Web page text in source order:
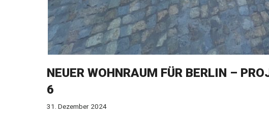
NEUER WOHNRAUM FÜR BERLIN –
6
31. Dezember 2024